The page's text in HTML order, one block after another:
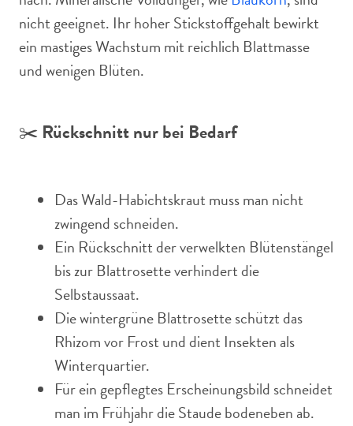
nicht geeignet. Ihr hoher Stickstoffgehalt bewirkt
ein mastiges Wachstum mit reichlich Blattmasse
und wenigen Blüten.
✂️ Rückschnitt nur bei Bedarf
Das Wald-Habichtskraut muss man nicht
zwingend schneiden.
Ein Rückschnitt der verwelkten Blütenstängel
bis zur Blattrosette verhindert die
Selbstaussaat.
Die wintergrüne Blattrosette schützt das
Rhizom vor Frost und dient Insekten als
Winterquartier.
Für ein gepflegtes Erscheinungsbild schneidet
man im Frühjahr die Staude bodeneben ab.